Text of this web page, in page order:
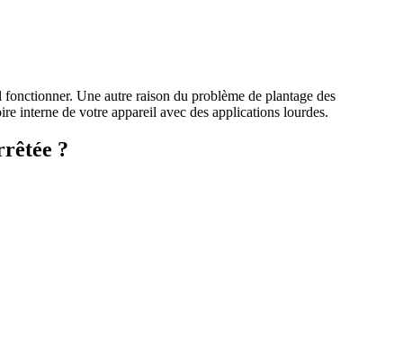
Une autre raison du problème de plantage des
interne de votre appareil avec des applications lourdes.
?